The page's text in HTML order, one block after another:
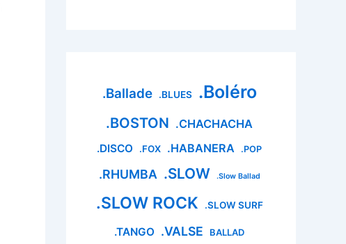
.Ballade .BLUES .Boléro
.BOSTON .CHACHACHA
.DISCO .FOX .HABANERA .POP
.RHUMBA .SLOW .Slow Ballad
.SLOW ROCK .SLOW SURF
.TANGO .VALSE BALLAD